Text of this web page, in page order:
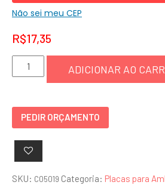
Não sei meu CEP
R$17,35
Placa
Saída
C05019
quantidade
ADICIONAR AO
PEDIR ORÇAMENTO
SKU: C05019 Categoria: Placas para